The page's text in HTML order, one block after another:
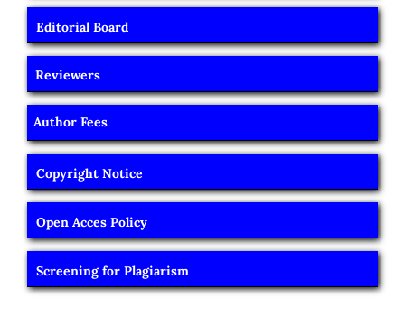
Editorial Board
Reviewers
Author Fees
Copyright Notice
Open Acces Policy
Screening for Plagiarism